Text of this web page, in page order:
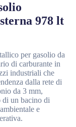
978 lt
per gasolio da
di carburante in
industriali che
dalla rete di
da 3 mm,
di un bacino di
e